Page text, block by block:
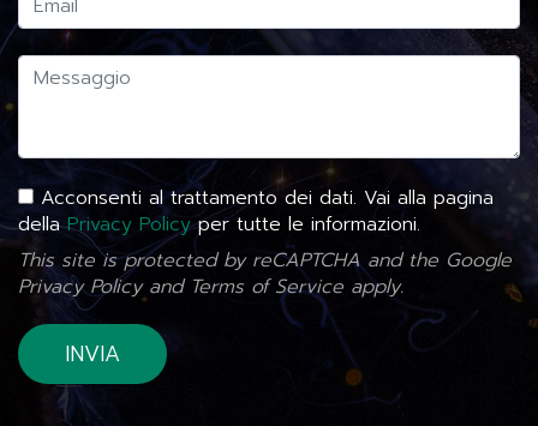
Acconsenti al trattamento dei dati. Vai alla pagina
dellaPrivacy Policyper tutte le informazioni.
This site is protected by reCAPTCHA and the Google
Privacy Policyand Terms of Service apply.